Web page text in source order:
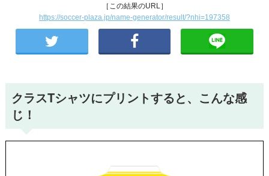
［この結果のURL］
https://soccer-plaza.jp/name-generator/result/?nhi=197358
クラスTシャツにプリントすると、こんな感
じ！